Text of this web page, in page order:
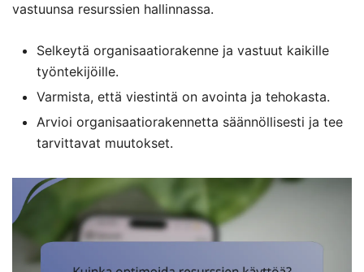
vastuunsa resurssien hallinnassa.
Selkeytä organisaatiorakenne ja vastuut kaikille
työntekijöille.
Varmista, että viestintä on avointa ja tehokasta.
Arvioi organisaatiorakennetta säännöllisesti ja tee
tarvittavat muutokset.